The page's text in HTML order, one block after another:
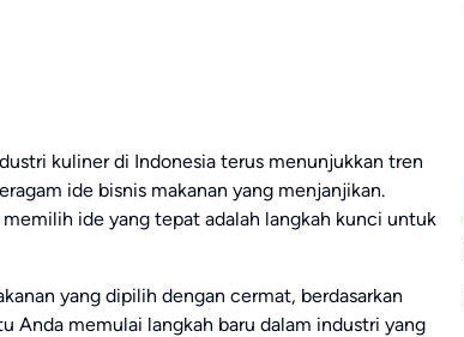
kuliner di Indonesia terus menunjukkan tren
ide bisnis makanan yang menjanjikan.
ide yang tepat adalah langkah kunci untuk
yang dipilih dengan cermat, berdasarkan
Anda memulai langkah baru dalam industri yang